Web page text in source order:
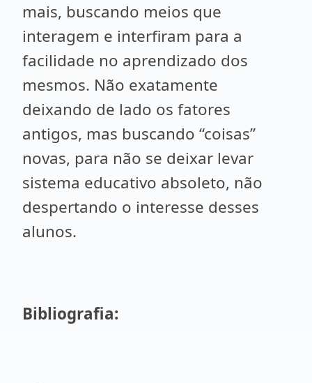
mais, buscando meios que
interagem e interfiram para a
facilidade no aprendizado dos
mesmos. Não exatamente
deixando de lado os fatores
antigos, mas buscando “coisas”
novas, para não se deixar levar
sistema educativo absoleto, não
despertando o interesse desses
alunos.
Bibliografia: